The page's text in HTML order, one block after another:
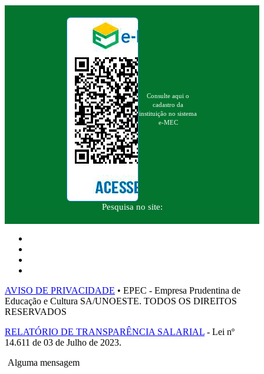
Consulte aqui o
cadastro da
instituição no sistema
e-MEC
Pesquisa no site:
AVISO DE PRIVACIDADE • EPEC - Empresa Prudentina de
Educação e Cultura SA/UNOESTE. TODOS OS DIREITOS
RESERVADOS
RELATÓRIO DE TRANSPARÊNCIA SALARIAL - Lei nº
14.611 de 03 de Julho de 2023.
Alguma mensagem